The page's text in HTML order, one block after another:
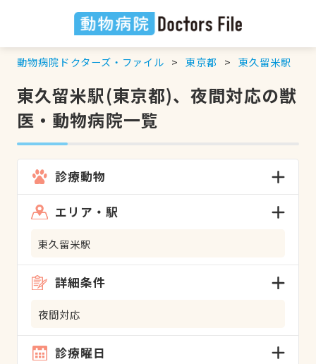
動物病院ドクターズ・ファイル 東京都 東久留米駅
東久留米駅(東京都)、夜間対応の獣
医・動物病院一覧
診療動物
エリア・駅
東久留米駅
詳細条件
夜間対応
診療曜日